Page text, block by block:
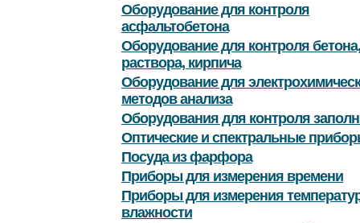
Оборудование для контроля
асфальтобетона
Оборудование для контроля бетона,
раствора, кирпича
Оборудование для
методов анализа
Оборудования для контроля
Оптические и спектральные
Посуда из фарфора
Приборы для измерения времени
Приборы для измерения
влажности